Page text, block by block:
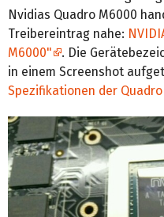
Nvidias Quadro M6000
Treibereintrag nahe:
M6000"
. Die
in einem Screenshot
Spezifikationen der